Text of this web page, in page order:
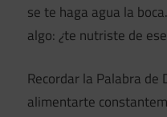
se te haga agua la
algo:¿te nutriste de
Recordar la Palabra de
alimentarte